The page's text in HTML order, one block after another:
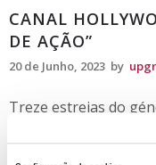
CANAL
DE AÇÃO”
20 de Junho, 2023 by
Treze estreias do